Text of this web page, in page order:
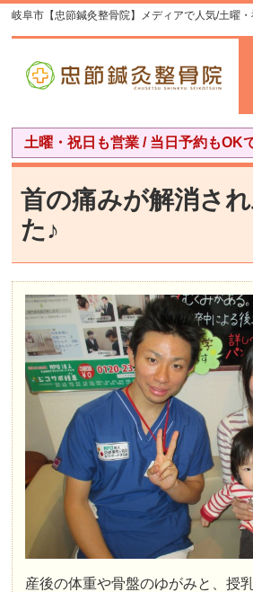
岐阜市【忠節鍼灸整骨院】メディアで人気/土曜
土曜・祝日も営業 / 当日予約もOK
首の痛みが解消さ
た♪
産後の体重や骨盤のゆがみと、授